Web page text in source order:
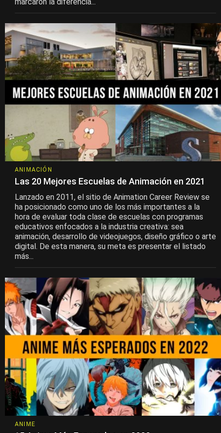
ANIMACIÓN
Las 20 Mejores Escuelas de Animación en 2021
Lanzado en 2011, el sitio de Animation Career Review se
ha posicionado como uno de los más importantes a la
hora de evaluar toda clase de escuelas con programas
educativos enfocados a la industria creativa: sea
animación, desarrollo de videojuegos, diseño gráfico o arte
digital. De esta manera, su meta es presentar el listado
más...
ANIME